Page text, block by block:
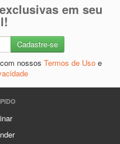
em seu
nossos Termos de Uso e